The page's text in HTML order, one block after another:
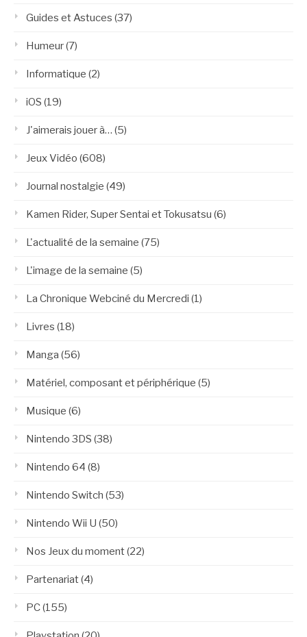
Guides et Astuces (37)
Humeur(7)
Informatique (2)
iOS (19)
J'aimerais jouer à… (5)
Jeux Vidéo (608)
Journal nostalgie (49)
Kamen Rider, Super Sentai et Tokusatsu (6)
L'actualité de la semaine (75)
L'image de la semaine (5)
La Chronique Webciné du Mercredi (1)
Livres (18)
Manga (56)
Matériel, composant et périphérique (5)
Musique (6)
Nintendo 3DS (38)
Nintendo 64 (8)
Nintendo Switch (53)
Nintendo Wii U (50)
Nos Jeux du moment(22)
Partenariat(4)
PC(155)